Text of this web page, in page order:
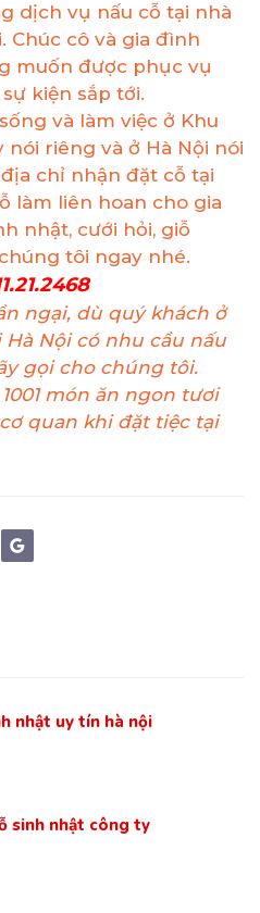
dịch vụ nấu cỗ tại nhà
Chúc cô và gia đình
muốn được phục vụ
kiện sắp tới.
và làm việc ở Khu
nói riêng và ở Hà Nội nói
chỉ nhận đặt cỗ tại
làm liên hoan cho gia
nhật, cưới hỏi, giỗ
tôi ngay nhé.
ngại, dù quý khách ở
Nội có nhu cầu nấu
gọi cho chúng tôi.
món ăn ngon tươi
quan khi đặt tiệc tại
nhật uy tín hà nội
sinh nhật công ty